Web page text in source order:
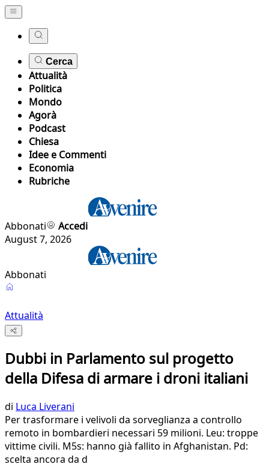
Cerca
Attualità
Politica
Mondo
Agorà
Podcast
Chiesa
Idee e Commenti
Economia
Rubriche
Abbonati
Accedi
August 7, 2026
Abbonati
Attualità
Dubbi in Parlamento sul progetto
della Difesa di armare i droni italiani
di Luca Liverani
Per trasformare i velivoli da sorveglianza a controllo
remoto in bombardieri necessari 59 milioni. Leu: troppe
vittime civili. M5s: hanno già fallito in Afghanistan. Pd:
scelta ancora da d